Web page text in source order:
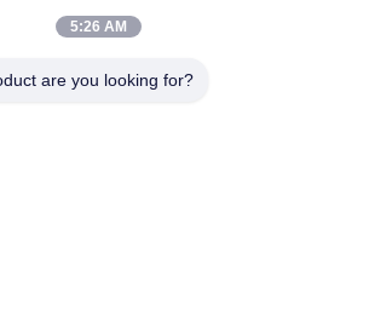
en acier galvanisé 2,5" U Bolt
5:26 AM
are you looking for?